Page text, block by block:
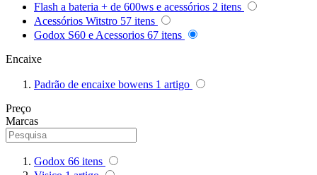
Selens
Shimbol
Sirui
Smallrig
Sokani
Somita
Flash a bateria + de 600ws e acessórios 2 itens
Acessórios Witstro 57 itens
Godox S60 e Acessorios 67 itens
Encaixe
Padrão de encaixe bowens 1 artigo
Preço
Marcas
Godox 66 itens